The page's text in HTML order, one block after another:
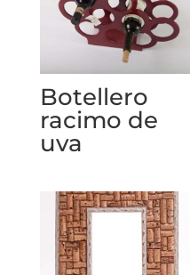
Botellero
racimo de
uva